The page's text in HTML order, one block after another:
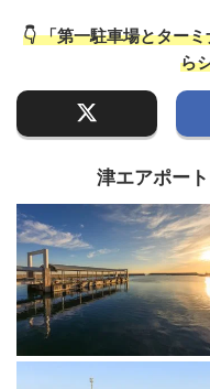
👇 「第一駐車場とター
ら
津エアポー